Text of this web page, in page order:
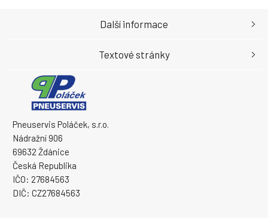
Pneuservis Poláček, s.r.o.
Nádražní 906
69632 Ždánice
Česká Republika
IČO: 27684563
DIČ: CZ27684563
Další informace
Textové stránky